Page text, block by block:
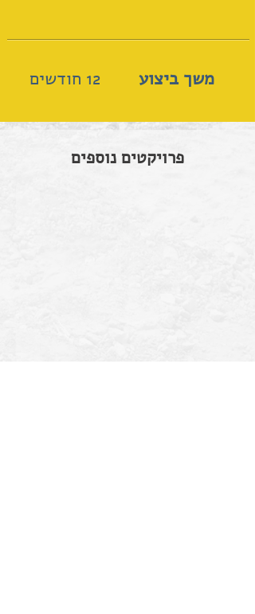
12 חודשים משך ביצוע
פרויקטים נוספים